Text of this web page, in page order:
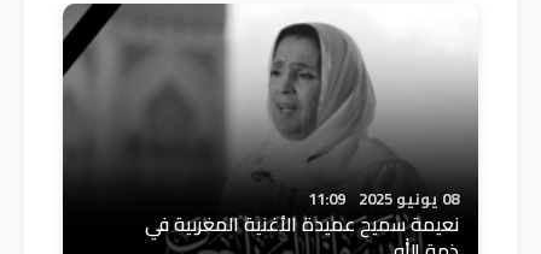
08 يونيو 2025 11:09
نعيمة سميح عميدة الأغنية المغربية في